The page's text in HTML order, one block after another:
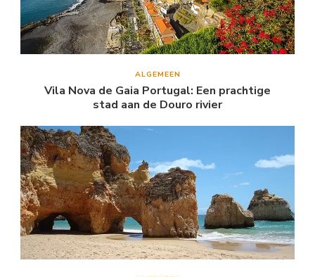
ALGEMEEN
Vila Nova de Gaia Portugal: Een prachtige
stad aan de Douro rivier